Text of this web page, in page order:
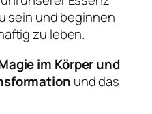
sein und beginnen
zu leben.
im Körper und
und das